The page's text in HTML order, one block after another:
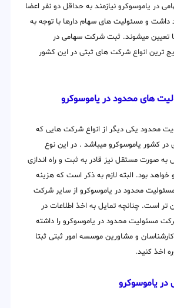
در یاموسوکرو نیازمند به حداقل دو نفر اعضا
داشت و مسئولیت های سهام دارها با توجه به
تعیین میشوند. ثبت شرکت سهامی در
ترین انواع شرکت های ثبتی در این کشور
های محدود در یاموسوکرو
محدود یکی دیگر از انواع شرکت هایی که
در کشور یاموسوکرو میباشد . در این نوع
مستقل نیز قادر به ثبت و راه اندازی
بود. البته لازم به ذکر است که هزینه
محدود در یاموسوکرو از سایر شرکت
تر است. چنانچه تمایل به اخذ اطلاعات در
مسئولیت محدود در یاموسوکرو را داشته
کارشناسان و مشاورین موسسه امور ثبتی ثبتا
اخذ کنید.
یاموسوکرو